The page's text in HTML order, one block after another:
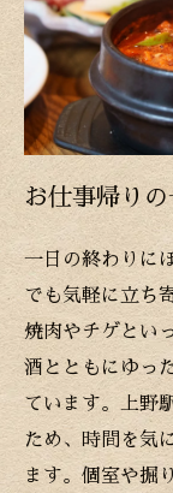
お仕事帰り
一日の終わりに
でも気軽に立ち
焼肉やチゲとい
酒とともにゆっ
ています。上野
ため、時間を気
ます。個室や掘